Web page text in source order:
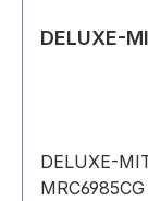
DELUXE-
DELUXE-
MRC6985CG